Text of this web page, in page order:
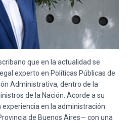
que en la actualidad se
experto en Políticas Públicas de
Administrativa, dentro de la
de la Nación. Acorde a su
en la administración
de Buenos Aires— con una